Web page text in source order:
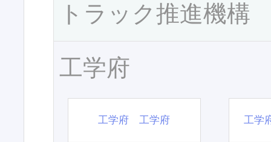
トラック推進機構
工学府
工学府 工学府 工学